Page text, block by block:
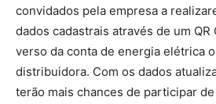
convidados pela empresa a
dados cadastrais através de um
verso da conta de energia elétrica
distribuidora. Com os dados
terão mais chances de participar de